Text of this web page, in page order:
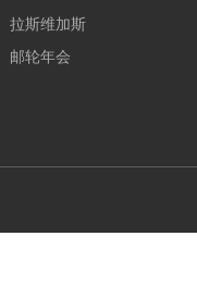
拉斯维加斯
邮轮年会